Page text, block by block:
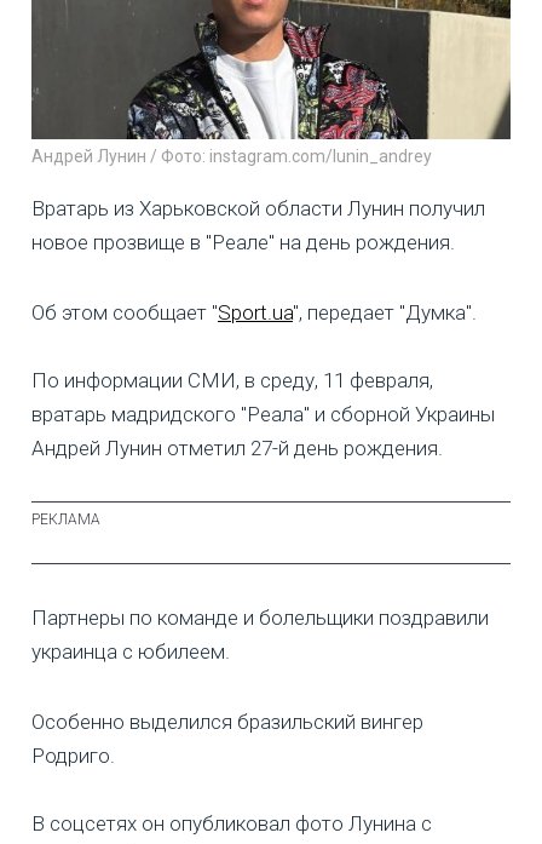
Андрей Лунин / Фото: instagram.com/lunin_andrey
Вратарь из Харьковской области Лунин получил
новое прозвище в "Реале" на день рождения.
Об этом сообщает "Sport.ua", передает "Думка".
По информации СМИ, в среду, 11 февраля,
вратарь мадридского "Реала" и сборной Украины
Андрей Лунин отметил 27-й день рождения.
Партнеры по команде и болельщики поздравили
украинца с юбилеем.
Особенно выделился бразильский вингер
Родриго.
В соцсетях он опубликовал фото Лунина с